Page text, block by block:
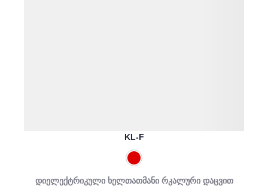
KL-F
დიელექტრიკული ხელთათმანი რკალური დაცვით